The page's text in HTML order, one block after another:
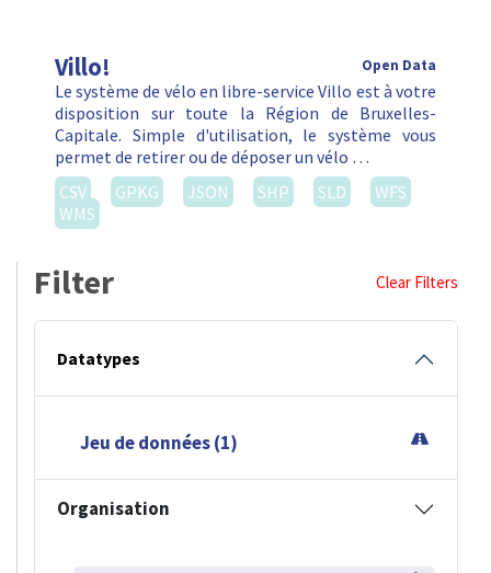
Villo! Open Data
Le système de vélo en libre-service Villo est à votre
disposition sur toute la Région de Bruxelles-
Capitale. Simple d'utilisation, le système vous
permet de retirer ou de déposer un vélo …
CSV
GPKG JSON SHP SLD
WFS
WMS
Filter Clear Filters
Datatypes
Jeu de données (1)
Organisation